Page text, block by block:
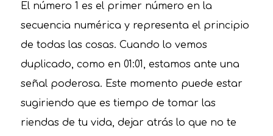
El número 1 es el primer número en la
secuencia numérica y representa el principio
de todas las cosas. Cuando lo vemos
duplicado, como en 01:01, estamos ante una
señal poderosa. Este momento puede estar
sugiriendo que es tiempo de tomar las
riendas de tu vida, dejar atrás lo que no te